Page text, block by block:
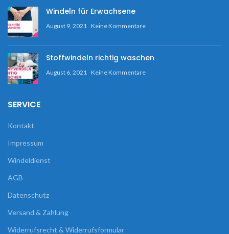
Windeln für Erwachsene
August 9, 2021 Keine Kommentare
Stoffwindeln richtig waschen
August 6, 2021 Keine Kommentare
SERVICE
Kontakt
Impressum
Windeldienst
AGB
Datenschutz
Versand & Zahlung
Widerrufsrecht & Widerrufsformular